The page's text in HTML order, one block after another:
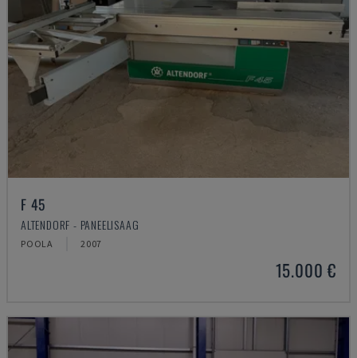
F 45
ALTENDORF - PANEELISAAG
POOLA 2007
15.000 €